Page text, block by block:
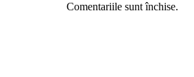
Comentariile sunt închise.